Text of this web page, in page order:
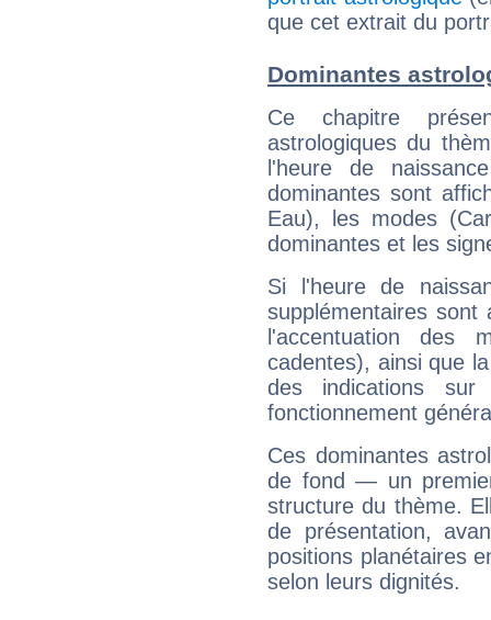
que cet extrait du
Dominantes
Ce chapitre
astrologiques du
l'heure de
dominantes sont
Eau), les modes
dominantes et les
Si l'heure de
supplémentaires sont
l'accentuation des
cadentes), ainsi que
des indications sur
fonctionnement
Ces dominantes
de fond — un
structure du thème.
de présentation,
positions planétaires
selon leurs dignités.